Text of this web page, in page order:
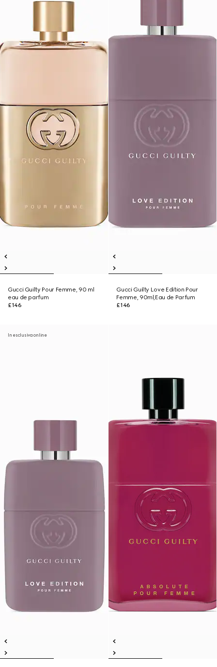
Gucci Guilty Pour Femme, 90 ml
eau de parfum
£146
Gucci Guilty Love Edition Pour
Femme, 90ml,Eau de Parfum
£146
In esclusiva online